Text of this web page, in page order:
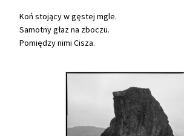
Koń stojący w gęstej mgle.
Samotny głaz na zboczu.
Pomiędzy nimi Cisza.